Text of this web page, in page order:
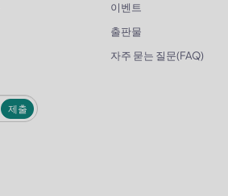
이벤트
출판물
자주 묻는 질문(FAQ)
제출